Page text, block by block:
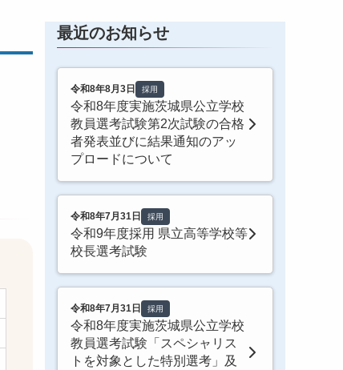
最近のお知らせ
令和8年8月3日 採用
令和8年度実施茨城県公立学校
教員選考試験第2次試験の合格
者発表並びに結果通知のアッ
プロードについて
令和8年7月31日 採用
令和9年度採用 県立高等学校等
校長選考試験
令和8年7月31日 採用
令和8年度実施茨城県公立学校
教員選考試験「スペシャリス
トを対象とした特別選考」及